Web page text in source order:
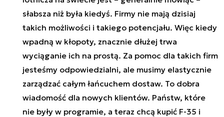
słabsza niż była kiedyś. Firmy nie mają dzisiaj
takich możliwości i takiego potencjału. Więc kiedy
wpadną w kłopoty, znacznie dłużej trwa
wyciąganie ich na prostą. Za pomoc dla takich firm
jesteśmy odpowiedzialni, ale musimy elastycznie
zarządzać całym łańcuchem dostaw. To dobra
wiadomość dla nowych klientów. Państw, które
nie były w programie, a teraz chcą kupić F-35 i